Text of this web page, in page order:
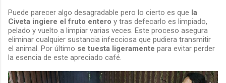
Puede parecer algo desagradable pero lo cierto es que la
Civeta ingiere el fruto entero y tras defecarlo es limpiado,
pelado y vuelto a limpiar varias veces. Este proceso asegura
eliminar cualquier sustancia infecciosa que pudiera transmitir
el animal. Por último se tuesta ligeramente para evitar perder
la esencia de este apreciado café.